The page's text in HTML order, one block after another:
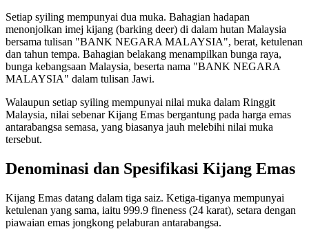
Setiap syiling mempunyai dua muka. Bahagian hadapan
menonjolkan imej kijang (barking deer) di dalam hutan Malaysia
bersama tulisan "BANK NEGARA MALAYSIA", berat, ketulenan
dan tahun tempa. Bahagian belakang menampilkan bunga raya,
bunga kebangsaan Malaysia, beserta nama "BANK NEGARA
MALAYSIA" dalam tulisan Jawi.
Walaupun setiap syiling mempunyai nilai muka dalam Ringgit
Malaysia, nilai sebenar Kijang Emas bergantung pada harga emas
antarabangsa semasa, yang biasanya jauh melebihi nilai muka
tersebut.
Denominasi dan Spesifikasi Kijang Emas
Kijang Emas datang dalam tiga saiz. Ketiga-tiganya mempunyai
ketulenan yang sama, iaitu 999.9 fineness (24 karat), setara dengan
piawaian emas jongkong pelaburan antarabangsa.